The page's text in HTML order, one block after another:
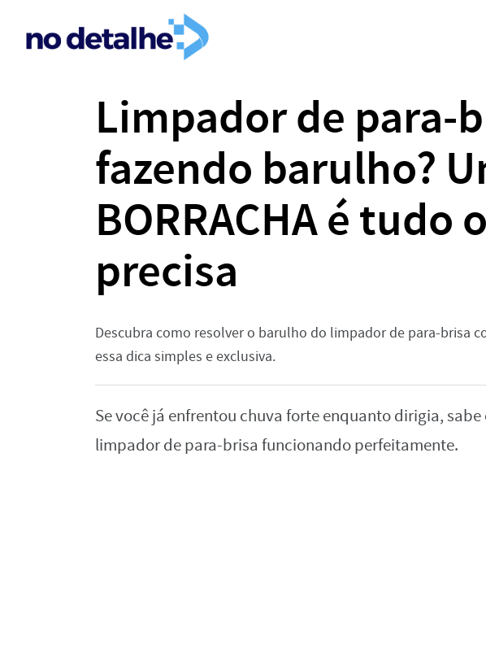
Limpador de para-
fazendo barulho?
BORRACHA é tudo
precisa
Descubra como resolver o barulho do limpador de para-brisa
essa dica simples e exclusiva.
Se você já enfrentou chuva forte enquanto dirigia,
limpador de para-brisa funcionando perfeitamente.